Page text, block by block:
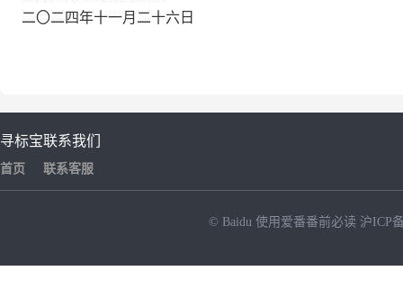
二〇二四年十一月二十六日
寻标宝
首页
联系我们
联系客服
© Baidu 使用爱番番前必读 沪ICP